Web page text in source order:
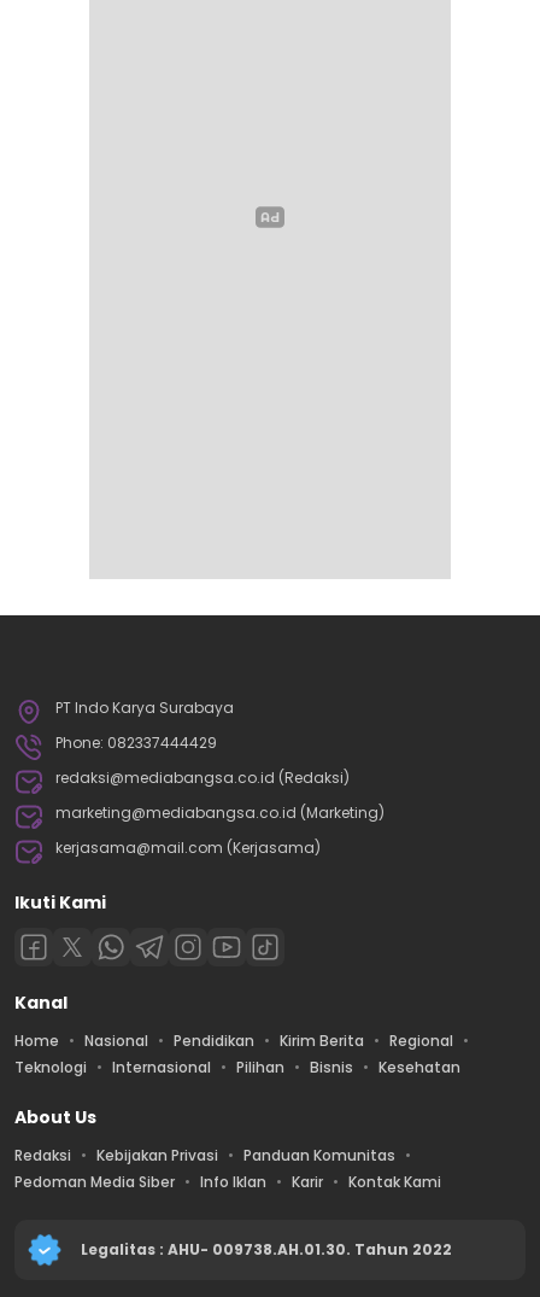
PT Indo Karya Surabaya
Phone: 082337444429
redaksi@mediabangsa.co.id (Redaksi)
marketing@mediabangsa.co.id (Marketing)
kerjasama@mail.com (Kerjasama)
Ikuti Kami
Kanal
Home Nasional Pendidikan Kirim Berita
Regional
Teknologi
Internasional Pilihan Bisnis Kesehatan
About Us
Redaksi Kebijakan Privasi
Panduan Komunitas
Pedoman Media Siber
Info Iklan Karir Kontak Kami
Legalitas : AHU- 009738.AH.01.30. Tahun 2022